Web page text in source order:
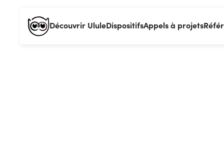
Découvrir UluleDispositifsAppels à projets